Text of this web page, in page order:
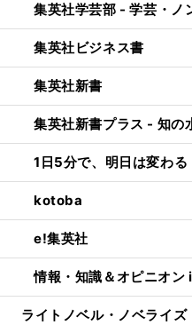
集英社学芸部 - 学芸・ノ
集英社ビジネス書
集英社新書
集英社新書プラス - 知の
1日5分で、明日は変わ
kotoba
e!集英社
情報・知識＆オピニオ
ライトノベル・ノベライズ